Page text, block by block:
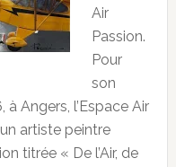
Air
Passion.
Pour
son
Angers, l’Espace Air
un artiste peintre
titrée « De l’Air, de